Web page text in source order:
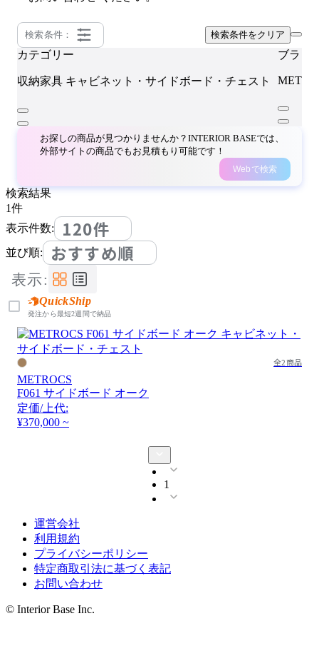
検索条件： 検索条件をクリア
カテゴリー
収納家具 キャビネット・サイドボード・チェスト
ブラン
お探しの商品が見つかりませんか？INTERIOR BASEでは、
外部サイトの商品でもお見積もり可能です！
Webで検索
検索結果
1件
表示件数:
120件
並び順: おすすめ順
表示:
QuickShip
発注から最短2週間で納品
全2商品
METROCS
F061 サイドボード オーク
定価/上代:
¥370,000 ~
1
運営会社
利用規約
プライバシーポリシー
特定商取引法に基づく表記
お問い合わせ
© Interior Base Inc.